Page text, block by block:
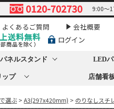
0120-702730 9:00～
よくあるご質問 会社概要
送料無料
商品を除く） ログイン
パネルスタンド LED
ップ 店舗看
選ぶ > A3(297x420mm) > のりなしスチ